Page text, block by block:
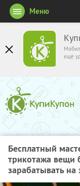
ещё
Меню
Бесплатный
трикотажа вещи
зарабатывать на